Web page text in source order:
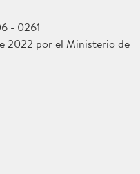
- 0261
2022 por el Ministerio de